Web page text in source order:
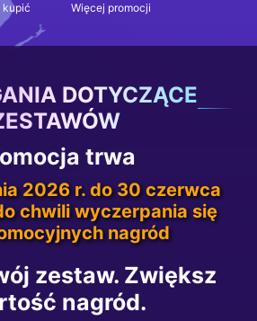
kupić Więcej promocji
DOTYCZĄCE
trwa
2026 r. do 30 czerwca
chwili wyczerpania się
nagród
zestaw. Zwiększ
nagród.